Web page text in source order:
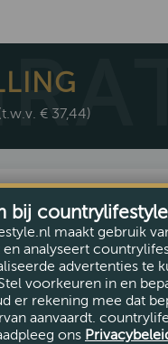
€ 37,44)
GRATIS
bij
maakt gebruik
analyseert
advertenties te
voorkeuren in en
er rekening mee dat
aanvaardt.
ons